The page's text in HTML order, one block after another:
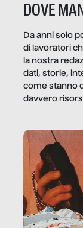
DOVE
Da anni solo
di lavoratori
la nostra
dati, storie,
come stanno
davvero